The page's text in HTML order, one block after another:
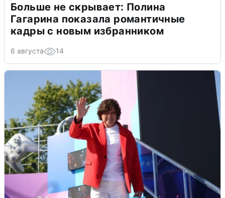
Больше не скрывает: Полина
Гагарина показала романтичные
кадры с новым избранником
6 августа 14